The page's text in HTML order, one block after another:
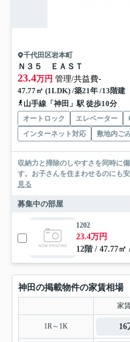
千代田区岩本町
Ｎ３５ ＥＡＳＴ
23.4万円 管理/共益費-
47.77㎡ (1LDK) /築21年 /13階建
山手線「神田」駅 徒歩10分
オートロック エレベーター
インターネット対応
敷地内ご
収納力と掃除のしやすさを同時に
す。お子さんを住まわせるのにも
見る
募集中の部屋
1202
23.4万円
12階 / 47.77
神田の掲載物件の家賃相場
家
1R～1K 16